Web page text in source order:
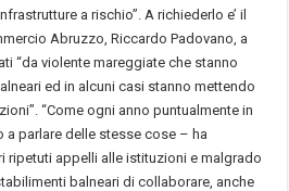
a rischio”. A richiederlo e’ il
Abruzzo, Riccardo Padovano, a
“da violente mareggiate che stanno
ed in alcuni casi stanno mettendo
“Come ogni anno puntualmente in
parlare delle stesse cose – ha
ripetuti appelli alle istituzioni e malgrado
balneari di collaborare, anche